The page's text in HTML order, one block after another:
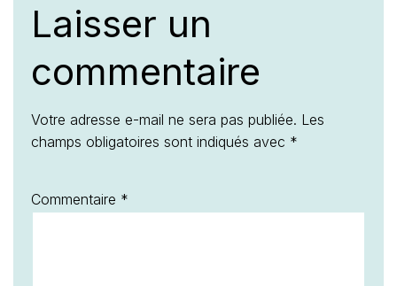
Laisser un
commentaire
Votre adresse e-mail ne sera pas publiée. Les
champs obligatoires sont indiqués avec *
Commentaire *